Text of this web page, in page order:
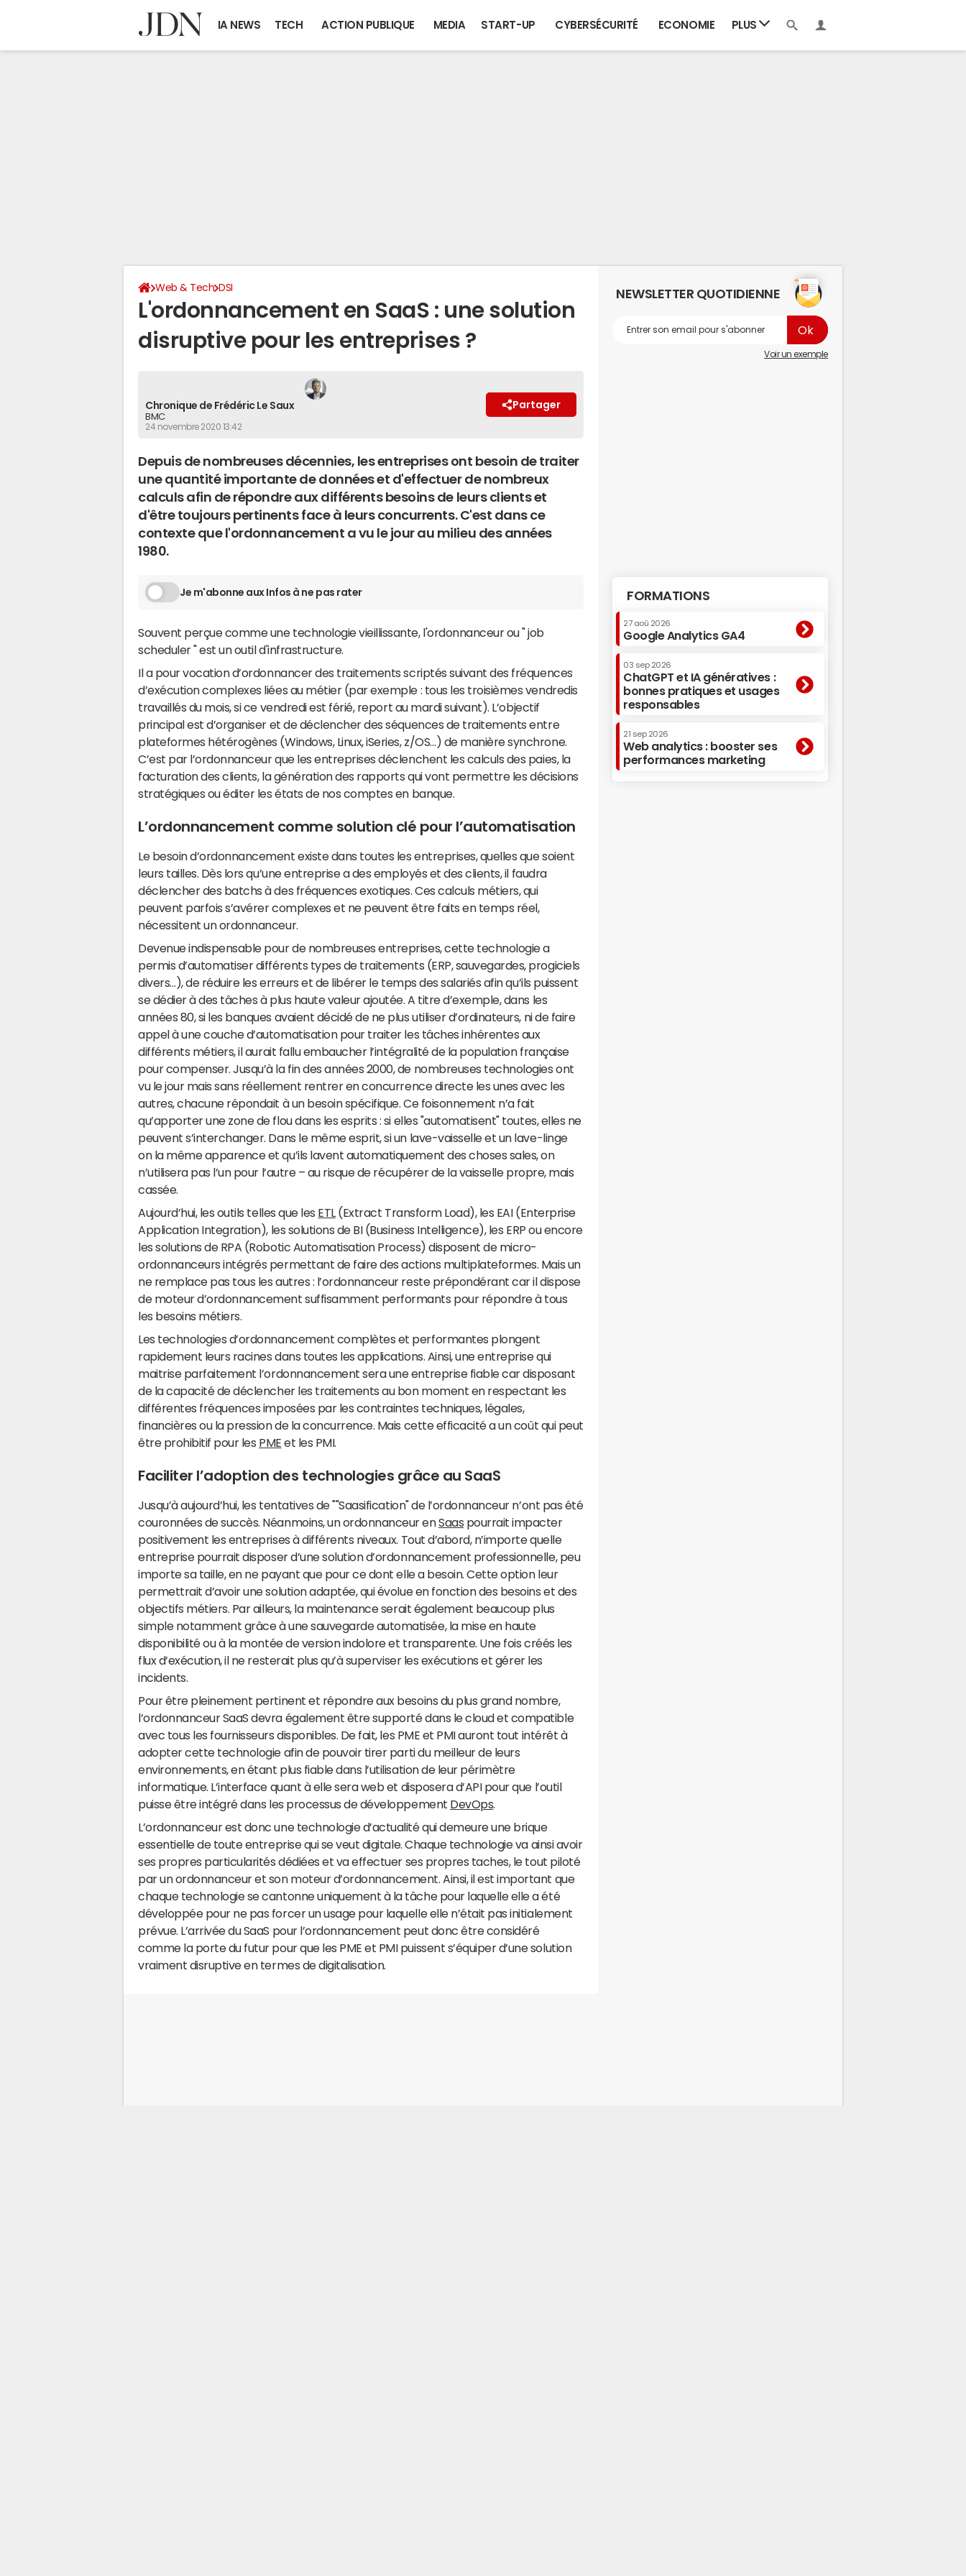
IA NEWS TECH ACTION PUBLIQUE MEDIA START-UP CYBERSÉCURITÉ ECONOMIE PLUS
Web & Tech DSI
L'ordonnancement en SaaS : une solution
disruptive pour les entreprises ?
Chronique de Frédéric Le Saux
BMC
24 novembre 2020 13:42
Partager
Depuis de nombreuses décennies, les entreprises ont besoin de traiter
une quantité importante de données et d'effectuer de nombreux
calculs afin de répondre aux différents besoins de leurs clients et
d'être toujours pertinents face à leurs concurrents. C'est dans ce
contexte que l'ordonnancement a vu le jour au milieu des années
1980.
Je m'abonne aux Infos à ne pas rater
Souvent perçue comme une technologie vieillissante, l'ordonnanceur ou " job
scheduler " est un outil d'infrastructure.
Il a pour vocation d’ordonnancer des traitements scriptés suivant des fréquences
d’exécution complexes liées au métier (par exemple : tous les troisièmes vendredis
travaillés du mois, si ce vendredi est férié, report au mardi suivant). L’objectif
principal est d’organiser et de déclencher des séquences de traitements entre
plateformes hétérogènes (Windows, Linux, iSeries, z/OS…) de manière synchrone.
C’est par l’ordonnanceur que les entreprises déclenchent les calculs des paies, la
facturation des clients, la génération des rapports qui vont permettre les décisions
stratégiques ou éditer les états de nos comptes en banque.
L’ordonnancement comme solution clé pour l’automatisation
Le besoin d’ordonnancement existe dans toutes les entreprises, quelles que soient
leurs tailles. Dès lors qu’une entreprise a des employés et des clients, il faudra
déclencher des batchs à des fréquences exotiques. Ces calculs métiers, qui
peuvent parfois s’avérer complexes et ne peuvent être faits en temps réel,
nécessitent un ordonnanceur.
Devenue indispensable pour de nombreuses entreprises, cette technologie a
permis d’automatiser différents types de traitements (ERP, sauvegardes, progiciels
divers…), de réduire les erreurs et de libérer le temps des salariés afin qu’ils puissent
se dédier à des tâches à plus haute valeur ajoutée. A titre d’exemple, dans les
années 80, si les banques avaient décidé de ne plus utiliser d’ordinateurs, ni de faire
appel à une couche d’automatisation pour traiter les tâches inhérentes aux
différents métiers, il aurait fallu embaucher l’intégralité de la population française
pour compenser. Jusqu’à la fin des années 2000, de nombreuses technologies ont
vu le jour mais sans réellement rentrer en concurrence directe les unes avec les
autres, chacune répondait à un besoin spécifique. Ce foisonnement n’a fait
qu’apporter une zone de flou dans les esprits : si elles "automatisent" toutes, elles ne
peuvent s’interchanger. Dans le même esprit, si un lave-vaisselle et un lave-linge
on la même apparence et qu’ils lavent automatiquement des choses sales, on
n’utilisera pas l’un pour l’autre – au risque de récupérer de la vaisselle propre, mais
cassée.
Aujourd’hui, les outils telles que les ETL (Extract Transform Load), les EAI (Enterprise
Application Integration), les solutions de BI (Business Intelligence), les ERP ou encore
les solutions de RPA (Robotic Automatisation Process) disposent de micro-
ordonnanceurs intégrés permettant de faire des actions multiplateformes. Mais un
ne remplace pas tous les autres : l’ordonnanceur reste prépondérant car il dispose
de moteur d’ordonnancement suffisamment performants pour répondre à tous
les besoins métiers.
Les technologies d’ordonnancement complètes et performantes plongent
rapidement leurs racines dans toutes les applications. Ainsi, une entreprise qui
maitrise parfaitement l’ordonnancement sera une entreprise fiable car disposant
de la capacité de déclencher les traitements au bon moment en respectant les
différentes fréquences imposées par les contraintes techniques, légales,
financières ou la pression de la concurrence. Mais cette efficacité a un coût qui peut
être prohibitif pour les PME et les PMI.
Faciliter l’adoption des technologies grâce au SaaS
Jusqu’à aujourd’hui, les tentatives de ""Saasification" de l’ordonnanceur n’ont pas été
couronnées de succès. Néanmoins, un ordonnanceur enSaas pourrait impacter
positivement les entreprises à différents niveaux. Tout d’abord, n’importe quelle
entreprise pourrait disposer d’une solution d’ordonnancement professionnelle, peu
importe sa taille, en ne payant que pour ce dont elle a besoin. Cette option leur
permettrait d’avoir une solution adaptée, qui évolue en fonction des besoins et des
objectifs métiers. Par ailleurs, la maintenance serait également beaucoup plus
simple notamment grâce à une sauvegarde automatisée, la mise en haute
disponibilité ou à la montée de version indolore et transparente. Une fois créés les
flux d’exécution, il ne resterait plus qu’à superviser les exécutions et gérer les
incidents.
Pour être pleinement pertinent et répondre aux besoins du plus grand nombre,
l’ordonnanceur SaaS devra également être supporté dans le cloud et compatible
avec tous les fournisseurs disponibles. De fait, les PME et PMI auront tout intérêt à
adopter cette technologie afin de pouvoir tirer parti du meilleur de leurs
environnements, en étant plus fiable dans l’utilisation de leur périmètre
informatique. L’interface quant à elle sera web et disposera d’API pour que l’outil
puisse être intégré dans les processus de développement DevOps
L’ordonnanceur est donc une technologie d’actualité qui demeure une brique
essentielle de toute entreprise qui se veut digitale. Chaque technologie va ainsi avoir
ses propres particularités dédiées et va effectuer ses propres taches, le tout piloté
par un ordonnanceur et son moteur d’ordonnancement. Ainsi, il est important que
chaque technologie se cantonne uniquement à la tâche pour laquelle elle a été
développée pour ne pas forcer un usage pour laquelle elle n’était pas initialement
prévue. L’arrivée du SaaS pour l’ordonnancement peut donc être considéré
comme la porte du futur pour que les PME et PMI puissent s’équiper d’une solution
vraiment disruptive en termes de digitalisation.
NEWSLETTER QUOTIDIENNE
Voir un exemple
FORMATIONS
27 aoû 2026
Google Analytics GA4
03 sep 2026
ChatGPT et IA génératives :
bonnes pratiques et usages
responsables
21 sep 2026
Web analytics : booster ses
performances marketing